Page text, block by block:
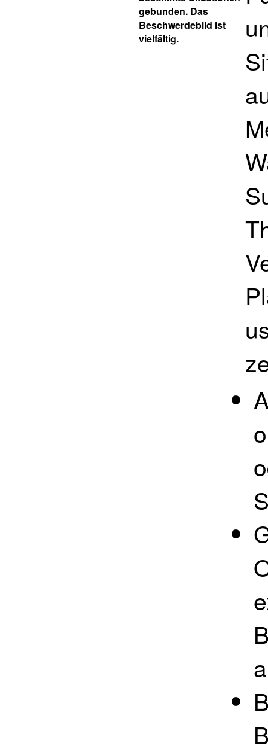
gebunden. Das
Beschwerdebild ist
vielfältig.